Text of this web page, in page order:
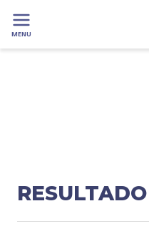
MENU